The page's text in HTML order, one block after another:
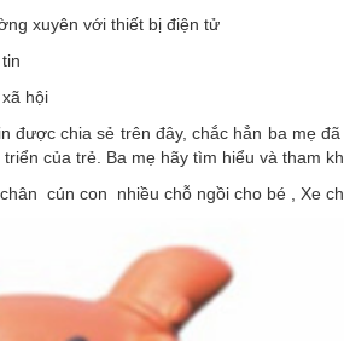
xuyên với thiết bị điện tử
hội
được chia sẻ trên đây, chắc hẳn ba mẹ
của trẻ. Ba mẹ hãy tìm hiểu và tham
cún con nhiều chỗ ngồi cho bé , Xe